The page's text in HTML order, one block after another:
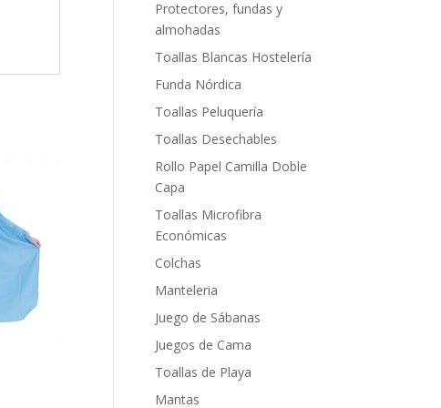
Protectores, fundas y
almohadas
Toallas Blancas Hostelería
Funda Nórdica
Toallas Peluquería
Toallas Desechables
Rollo Papel Camilla Doble
Capa
Toallas Microfibra
Económicas
Colchas
Manteleria
Juego de Sábanas
Juegos de Cama
Toallas de Playa
Mantas